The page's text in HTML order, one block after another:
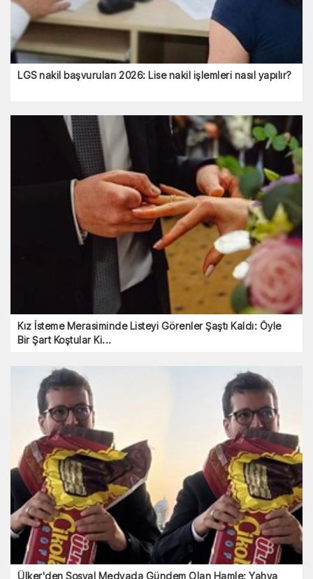
LGS nakil başvuruları 2026: Lise nakil işlemleri nasıl yapılır?
Kız İsteme Merasiminde Listeyi Görenler Şaştı Kaldı: Öyle
Bir Şart Koştular Ki...
Ülker'den Sosyal Medyada Gündem Olan Hamle: Yahya